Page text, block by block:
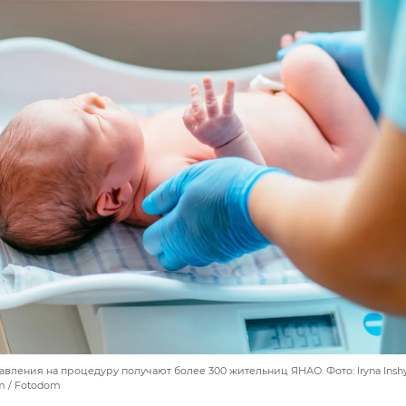
на процедуру получают более 300 жительниц ЯНАО. Фото: Iryna
/ Fotodom